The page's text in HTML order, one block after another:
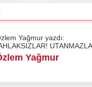
Yağmur yazdı:
UTANMAZLAR!
Yağmur